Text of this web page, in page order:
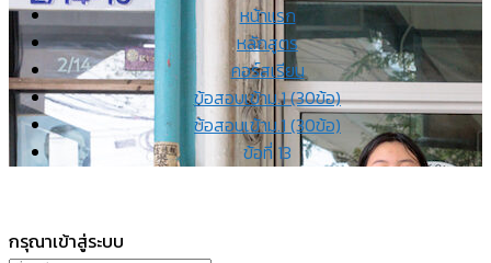
หน้าแรก
หลักสูตร
คอร์สเรียน
ข้อสอบเข้าม.1 (30ข้อ)
ข้อสอบเข้าม.1 (30ข้อ)
ข้อที่ 13
กรุณาเข้าสู่ระบบ